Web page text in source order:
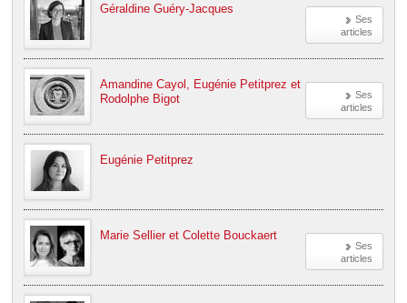
Ses
articles
Géraldine Guéry-Jacques
Ses
articles
Amandine Cayol, Eugénie Petitprez et
Rodolphe Bigot
Eugénie Petitprez
Ses
articles
Marie Sellier et Colette Bouckaert